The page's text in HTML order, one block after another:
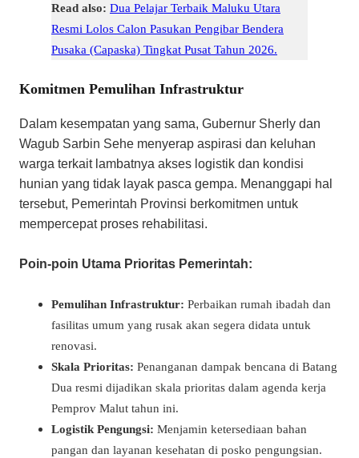
Read also: Dua Pelajar Terbaik Maluku Utara
Resmi Lolos Calon Pasukan Pengibar Bendera
Pusaka (Capaska) Tingkat Pusat Tahun 2026.
Komitmen Pemulihan Infrastruktur
​Dalam kesempatan yang sama, Gubernur Sherly dan
Wagub Sarbin Sehe menyerap aspirasi dan keluhan
warga terkait lambatnya akses logistik dan kondisi
hunian yang tidak layak pasca gempa. Menanggapi hal
tersebut, Pemerintah Provinsi berkomitmen untuk
mempercepat proses rehabilitasi.
Poin-poin Utama Prioritas Pemerintah:
Pemulihan Infrastruktur: Perbaikan rumah ibadah dan
fasilitas umum yang rusak akan segera didata untuk
renovasi.
Skala Prioritas: Penanganan dampak bencana di Batang
Dua resmi dijadikan skala prioritas dalam agenda kerja
Pemprov Malut tahun ini.
Logistik Pengungsi: Menjamin ketersediaan bahan
pangan dan layanan kesehatan di posko pengungsian.